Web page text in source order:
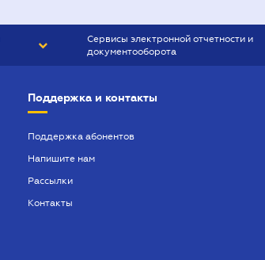
Сервисы электронной отчетности и
документооборота
Поддержка и контакты
Поддержка абонентов
Напишите нам
Рассылки
Контакты